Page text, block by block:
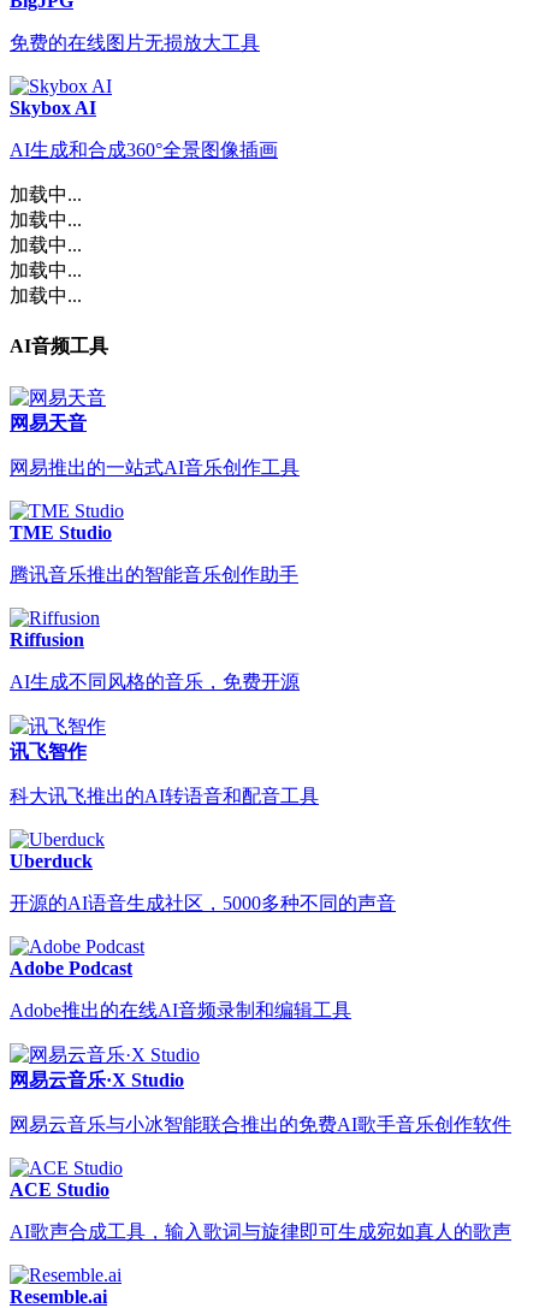
免费的在线图片无损放大工具
Skybox AI
AI生成和合成360°全景图像插画
加载中...
加载中...
加载中...
加载中...
加载中...
AI音频工具
网易天音
网易推出的一站式AI音乐创作工具
TME Studio
腾讯音乐推出的智能音乐创作助手
Riffusion
AI生成不同风格的音乐，免费开源
讯飞智作
科大讯飞推出的AI转语音和配音工具
Uberduck
开源的AI语音生成社区，5000多种不同的声音
Adobe Podcast
Adobe推出的在线AI音频录制和编辑工具
网易云音乐·X Studio
网易云音乐与小冰智能联合推出的免费AI歌手音乐创作软件
ACE Studio
AI歌声合成工具，输入歌词与旋律即可生成宛如真人的歌声
Resemble.ai